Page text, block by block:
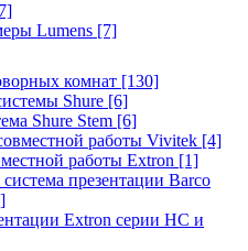
Lumens [7]
комнат [130]
Shure [6]
Shure Stem [6]
работы Vivitek [4]
работы Extron [1]
презентации Barco
Extron серии HC и